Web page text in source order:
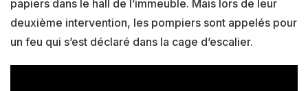
papiers dans le hall de l’immeuble. Mais lors de leur
deuxième intervention, les pompiers sont appelés pour
un feu qui s’est déclaré dans la cage d’escalier.